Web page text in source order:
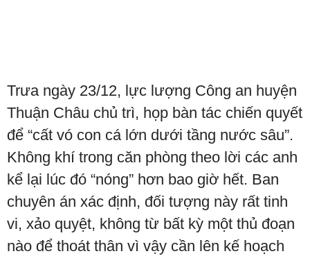
Trưa ngày 23/12, lực lượng Công an huyện
Thuận Châu chủ trì, họp bàn tác chiến quyết
để “cất vó con cá lớn dưới tầng nước sâu”.
Không khí trong căn phòng theo lời các anh
kể lại lúc đó “nóng” hơn bao giờ hết. Ban
chuyên án xác định, đối tượng này rất tinh
vi, xảo quyệt, không từ bất kỳ một thủ đoạn
nào để thoát thân vì vậy cần lên kế hoạch